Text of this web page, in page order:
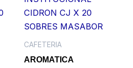
CAFETERIA
AROMATICA